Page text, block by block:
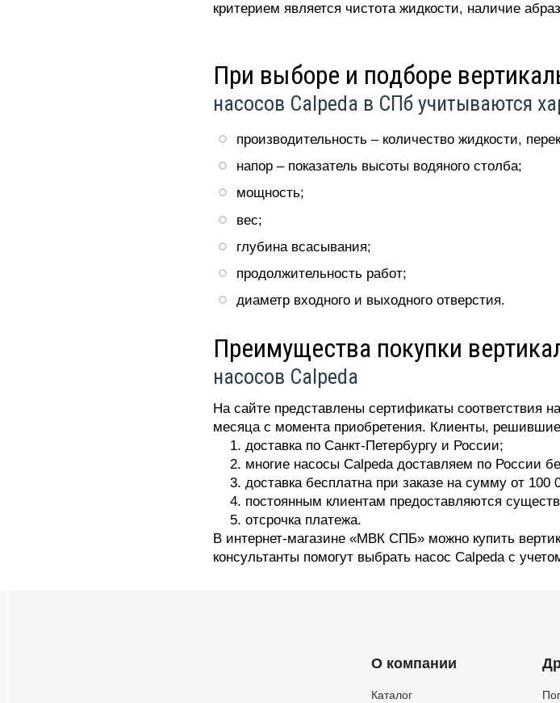
критерием является чистота жидкости, наличие
При выборе и подборе
насосов Calpeda в СПб учитываются
производительность – количество жидкости,
напор – показатель высоты водяного столба;
мощность;
вес;
глубина всасывания;
продолжительность работ;
диаметр входного и выходного отверстия.
Преимущества покупки
насосов Calpeda
На сайте представлены сертификаты соответствия
месяца с момента приобретения. Клиенты,
доставка по Санкт-Петербургу и России;
многие насосы Calpeda доставляем по России
доставка бесплатна при заказе на сумму от 100
постоянным клиентам предоставляются
отсрочка платежа.
В интернет-магазине «МВК СПБ» можно купить
консультанты помогут выбрать насос Calpeda с
О компании
Каталог